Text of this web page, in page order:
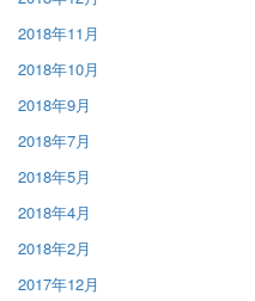
2018年11月
2018年10月
2018年9月
2018年7月
2018年5月
2018年4月
2018年2月
2017年12月